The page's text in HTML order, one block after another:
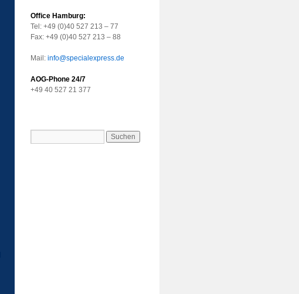
Office Hamburg:
Tel: +49 (0)40 527 213 – 77
Fax: +49 (0)40 527 213 – 88
Mail: info@specialexpress.de
AOG-Phone 24/7
+49 40 527 21 377